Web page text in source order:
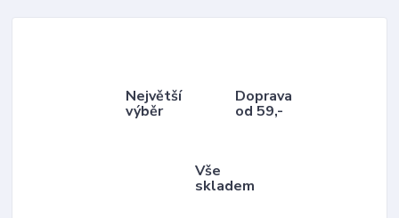
Největší
výběr
Doprava
od 59,-
Vše
skladem